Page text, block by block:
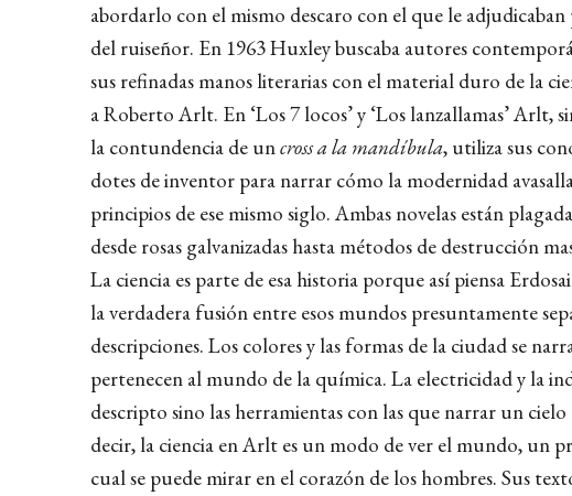
abordarlo con el mismo descaro con el que le
del ruiseñor. En 1963 Huxley buscaba autores
sus refinadas manos literarias con el material duro de la
a Roberto Arlt. En ‘Los 7 locos’ y ‘Los lanzallamas’
la contundencia de uncross a la mandíbula, utiliza sus
dotes de inventor para narrar cómo la modernidad
principios de ese mismo siglo. Ambas novelas están
desde rosas galvanizadas hasta métodos de destrucción
La ciencia es parte de esa historia porque así piensa
la verdadera fusión entre esos mundos presuntamente
descripciones. Los colores y las formas de la ciudad se
pertenecen al mundo de la química. La electricidad y la
descripto sino las herramientas con las que narrar un
decir, la ciencia en Arlt es un modo de ver el mundo, un
cual se puede mirar en el corazón de los hombres. Sus